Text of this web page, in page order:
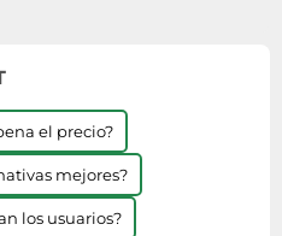
el precio?
mejores?
los usuarios?